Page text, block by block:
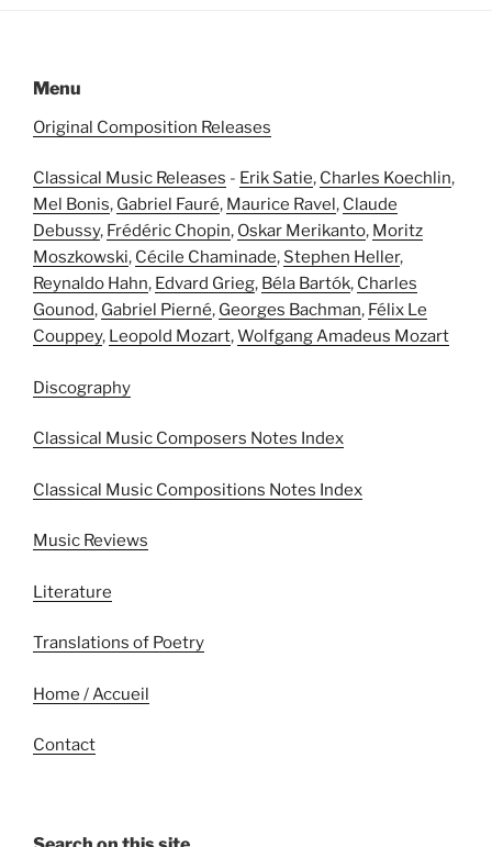
Menu
Original Composition Releases
Classical Music Releases - Erik Satie, Charles Koechlin,
Mel Bonis, Gabriel Fauré, Maurice Ravel , Claude
Debussy, Frédéric Chopin, Oskar Merikanto, Moritz
Moszkowski, Cécile Chaminade, Stephen Heller,
Reynaldo Hahn, Edvard Grieg, Béla Bartók, Charles
Gounod, Gabriel Pierné, Georges Bachman, Félix Le
Couppey, Leopold Mozart,Wolfgang Amadeus Mozart
Discography
Classical Music Composers Notes Index
Classical Music Compositions Notes Index
Music Reviews
Literature
Translations of Poetry
Home / Accueil
Contact